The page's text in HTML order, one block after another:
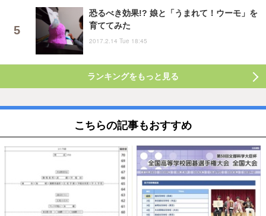
恐るべき効果!? 娘と「うまれて！ウーモ」を
育ててみた
2017.2.14 Tue 18:45
ランキングをもっと見る
こちらの記事もおすすめ